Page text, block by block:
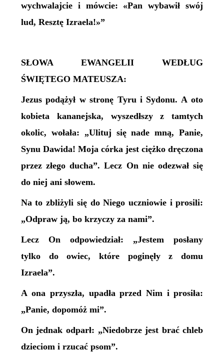
wychwalajcie i mówcie: «Pan wybawił swój
lud, Resztę Izraela!»”
SŁOWA EWANGELII WEDŁUG
ŚWIĘTEGO MATEUSZA:
Jezus podążył w stronę Tyru i Sydonu. A oto
kobieta kananejska, wyszedłszy z tamtych
okolic, wołała: „Ulituj się nade mną, Panie,
Synu Dawida! Moja córka jest ciężko dręczona
przez złego ducha”. Lecz On nie odezwał się
do niej ani słowem.
Na to zbliżyli się do Niego uczniowie i prosili:
„Odpraw ją, bo krzyczy za nami”.
Lecz On odpowiedział: „Jestem posłany
tylko do owiec, które poginęły z domu
Izraela”.
A ona przyszła, upadła przed Nim i prosiła:
„Panie, dopomóż mi”.
On jednak odparł: „Niedobrze jest brać chleb
dzieciom i rzucać psom”.